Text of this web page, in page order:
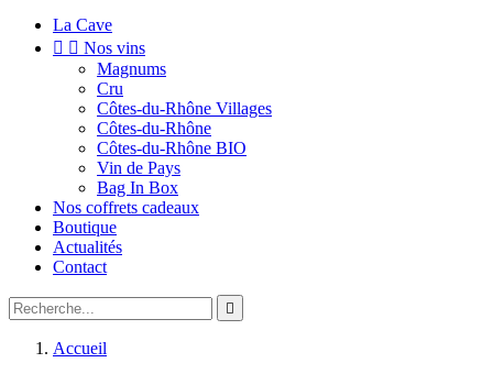
La Cave
  Nos vins
Magnums
Cru
Côtes-du-Rhône Villages
Côtes-du-Rhône
Côtes-du-Rhône BIO
Vin de Pays
Bag In Box
Nos coffrets cadeaux
Boutique
Actualités
Contact

Accueil